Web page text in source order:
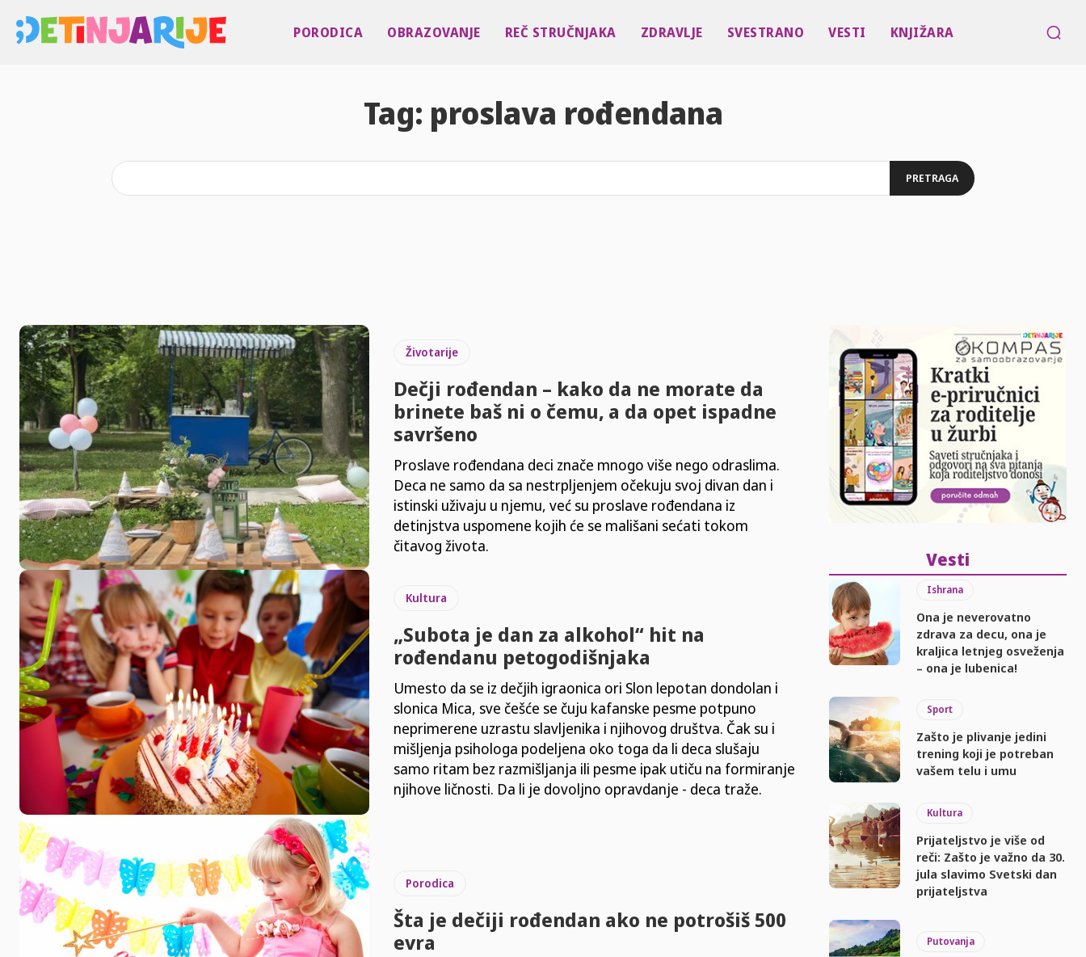
PORODICA OBRAZOVANJE REČ STRUČNJAKA ZDRAVLJE SVESTRANO VESTI KNJIŽARA
Tag: proslava rođendana
PRETRAGA
Životarije
Dečji rođendan – kako da ne morate da
brinete baš ni o čemu, a da opet ispadne
savršeno
Proslave rođendana deci znače mnogo više nego odraslima.
Deca ne samo da sa nestrpljenjem očekuju svoj divan dan i
istinski uživaju u njemu, već su proslave rođendana iz
detinjstva uspomene kojih će se mališani sećati tokom
čitavog života.
Kultura
„Subota je dan za alkohol“ hit na
rođendanu petogodišnjaka
Umesto da se iz dečjih igraonica ori Slon lepotan dondolan i
slonica Mica, sve češće se čuju kafanske pesme potpuno
neprimerene uzrastu slavljenika i njihovog društva. Čak su i
mišljenja psihologa podeljena oko toga da li deca slušaju
samo ritam bez razmišljanja ili pesme ipak utiču na formiranje
njihove ličnosti. Da li je dovoljno opravdanje - deca traže.
Porodica
Šta je dečiji rođendan ako ne potrošiš 500
evra
Vesti
Ishrana
Ona je neverovatno
zdrava za decu, ona je
kraljica letnjeg osveženja
– ona je lubenica!
Sport
Zašto je plivanje jedini
trening koji je potreban
vašem telu i umu
Kultura
Prijateljstvo je više od
reči: Zašto je važno da 30.
jula slavimo Svetski dan
prijateljstva
Putovanja